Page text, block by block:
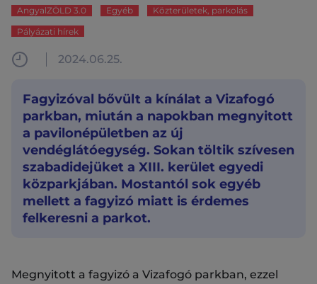
AngyalZÖLD 3.0 Egyéb
Közterületek, parkolás
Pályázati hírek
2024.06.25.
Fagyizóval bővült a kínálat a Vizafogó
parkban, miután a napokban megnyitott
a pavilonépületben az új
vendéglátóegység. Sokan töltik szívesen
szabadidejüket a XIII. kerület egyedi
közparkjában. Mostantól sok egyéb
mellett a fagyizó miatt is érdemes
felkeresni a parkot.
Megnyitott a fagyizó a Vizafogó parkban, ezzel